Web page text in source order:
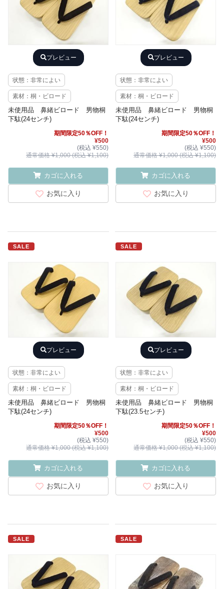
プレビュー
状態：非常によい
素材：桐・ビロード
未使用品 鼻緒ビロード 男物桐
下駄(24センチ)
期間限定50％OFF！
¥500
(税込 ¥550)
通常価格 ¥1,000 (税込 ¥1,100)
カゴに入れる
お気に入り
プレビュー
状態：非常によい
素材：桐・ビロード
未使用品 鼻緒ビロード 男物桐
下駄(24センチ)
期間限定50％OFF！
¥500
(税込 ¥550)
通常価格 ¥1,000 (税込 ¥1,100)
カゴに入れる
お気に入り
SALE
プレビュー
状態：非常によい
素材：桐・ビロード
未使用品 鼻緒ビロード 男物桐
下駄(24センチ)
期間限定50％OFF！
¥500
(税込 ¥550)
通常価格 ¥1,000 (税込 ¥1,100)
カゴに入れる
お気に入り
SALE
プレビュー
状態：非常によい
素材：桐・ビロード
未使用品 鼻緒ビロード 男物桐
下駄(23.5センチ)
期間限定50％OFF！
¥500
(税込 ¥550)
通常価格 ¥1,000 (税込 ¥1,100)
カゴに入れる
お気に入り
SALE SALE